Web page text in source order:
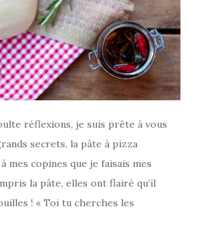
réflexions, je suis prête à vous
secrets, la pâte à pizza
mes copines que je faisais mes
la pâte, elles ont flairé qu’il
! « Toi tu cherches les